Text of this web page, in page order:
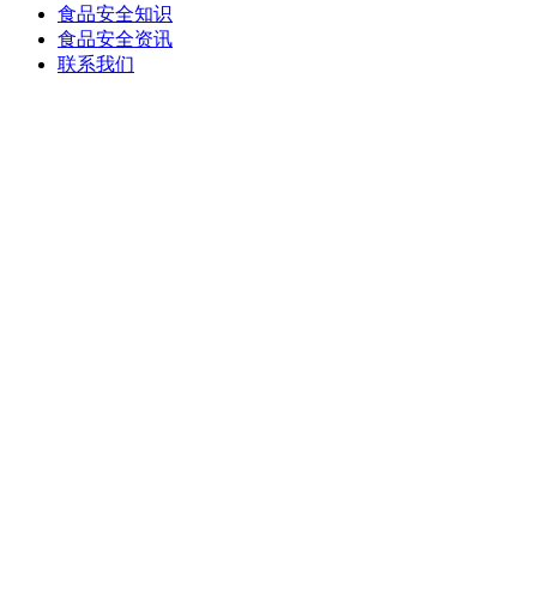
食品安全知识
食品安全资讯
联系我们